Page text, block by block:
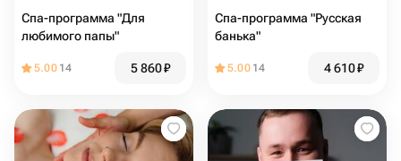
Спа-программа "Для
любимого папы"
5.00 14 5 860₽
Спа-программа "Русская
банька"
5.00 14 4 610₽